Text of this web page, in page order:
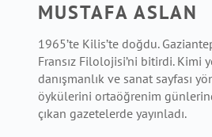
MUSTAFA ASLAN
1965’te Kilis’te doğdu.
Fransız Filolojisi’ni bitirdi. Kimi
danışmanlık ve sanat sayfası
öykülerini ortaöğrenim
çıkan gazetelerde yayınladı.